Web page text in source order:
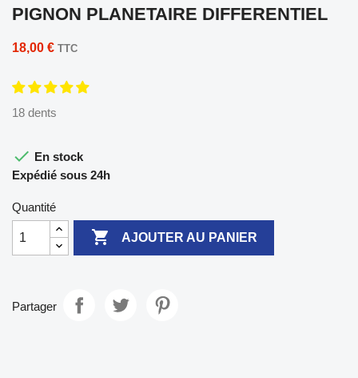
PIGNON PLANETAIRE DIFFERENTIEL
18,00 € TTC
18 dents
 En stock
Expédié sous 24h
Quantité
 AJOUTER AU PANIER
Partager